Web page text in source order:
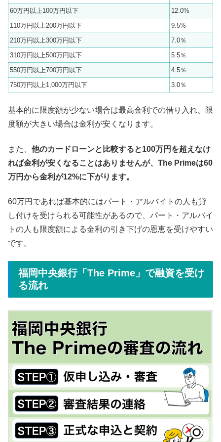
60万円以上100万円以下
12.0%
110万円以上200万円以下
9.5%
210万円以上300万円以下
7.0％
310万円以上500万円以下
5.5％
550万円以上700万円以下
4.5％
750万円以上1,000万円以下
3.0％
基本的に限度額が少ない場合は最高金利での借り入れ、限
度額が大きい場合は金利が安くなります。
また、 他のカードローンと比較すると100万円を超えなけ
れば金利が安くなることはありませんが、The Primeは60
万円から金利が12%に下がります。
60万円であれば基本的にはパート・アルバイトの人も貸
し付けを受けられる可能性があるので、パート・アルバイ
トの人も限度額による金利の引き下げの恩恵を受けやすい
です。
福岡中央銀行「The Prime」で融資を受け
る流れ